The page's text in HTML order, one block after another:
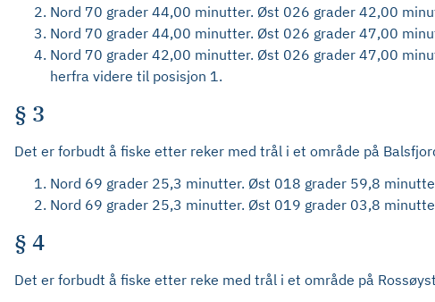
Nord 70 grader 44,00 minutter. Øst 026 grader 42,00
Nord 70 grader 44,00 minutter. Øst 026 grader 47,00
Nord 70 grader 42,00 minutter. Øst 026 grader 47,00
herfra videre til posisjon 1.
§ 3
Det er forbudt å fiske etter reker med trål i et område på
Nord 69 grader 25,3 minutter. Øst 018 grader 59,8
Nord 69 grader 25,3 minutter. Øst 019 grader 03,8
§ 4
Det er forbudt å fiske etter reke med trål i et område på